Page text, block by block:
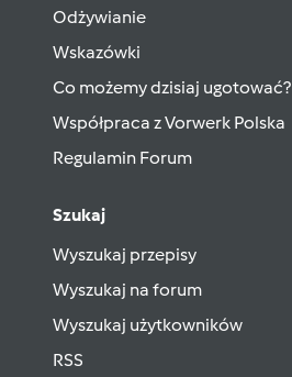
Odżywianie
Wskazówki
Co możemy dzisiaj ugotować?
Współpraca z Vorwerk Polska
Regulamin Forum
Szukaj
Wyszukaj przepisy
Wyszukaj na forum
Wyszukaj użytkowników
RSS